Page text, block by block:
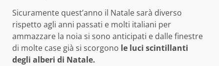
Sicuramente quest’anno il Natale sarà diverso
rispetto agli anni passati e molti italiani per
ammazzare la noia si sono anticipati e dalle finestre
di molte case già si scorgono le luci scintillanti
degli alberi di Natale.